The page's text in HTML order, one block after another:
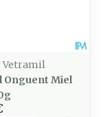
Vetramil
Onguent Miel